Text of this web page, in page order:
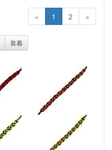
« 1 2 »
装着